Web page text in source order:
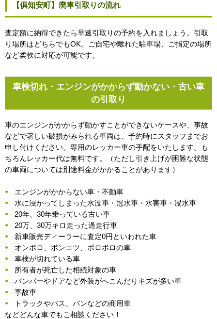
【俱知安町】廃車引取りの流れ
査定額に納得できたら早速引取りの予約を入れましょう。引取
り場所はどちらでもOK。ご自宅や離れた駐車場、ご指定の場所
など柔軟に対応が可能です。
車検切れ・エンジンがかからず動かない・古い車
の引取り
車のエンジンがかからず動かすことができないケースや、事故
などで著しい破損がみられる車両は、予約時にスタッフまでお
申し付けください。専用のレッカー車の手配をいたします。も
ちろんレッカー代は無料です。（ただし引き上げが困難な状態
の車両については別途料金がかかることがあります）
エンジンがかからない車・不動車
水に浸かってしまった水没車・冠水車・水害車・浸水車
20年、30年乗っている古い車
20万、30万キロ走った過走行車
新車販売ディーラーに査定0円といわれた車
オンボロ、ポンコツ、ボロボロの車
車検が切れている車
所有者が死亡した相続対象の車
バンパーやドアなど外装がへこんだりキズが多い車
事故車
トラックやバス、バンなどの商用車
などどんな車でもご相談ください！